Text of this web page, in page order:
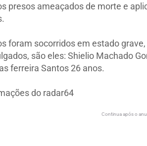
presos ameaçados de morte e
foram socorridos em estado
são eles: Shielio Machado
ferreira Santos 26 anos.
do radar64
Continua após o